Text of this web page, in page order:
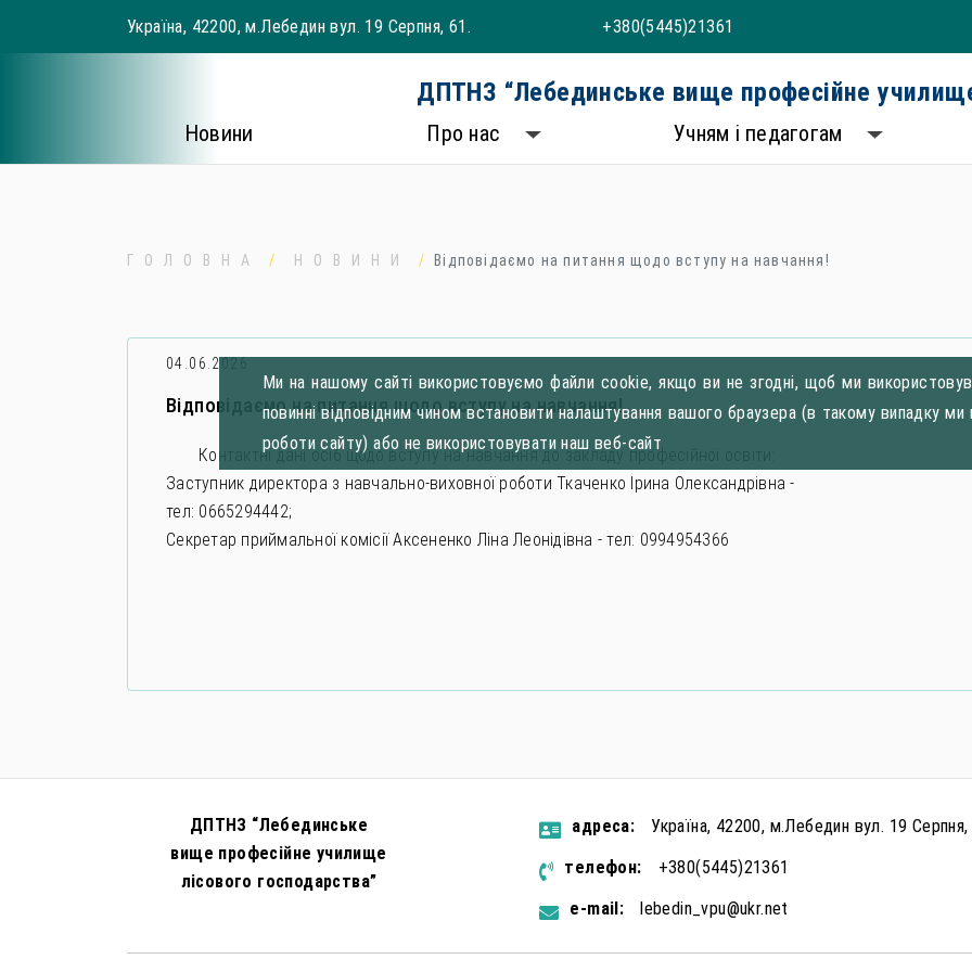
Україна, 42200, м.Лебедин вул. 19 Серпня, 61. +380(5445)21361
ДПТНЗ “Лебединське вище професійне
Новини Про нас Учням і педагогам
ГОЛОВНА НОВИНИ Відповідаємо на питання щодо вступу на навчання!
04.06.2026
Відповідаємо на питання щодо вступу на навчання!
Контактні дані осіб щодо вступу на навчання до закладу професійної освіти:
Заступник директора з навчально-виховної роботи Ткаченко Ірина Олександрівна -
тел: 0665294442;
Секретар приймальної комісії Аксененко Ліна Леонідівна - тел: 0994954366
Ми на нашому сайті використовуємо файли cookie, якщо ви не згодні, щоб ми
повинні відповідним чином встановити налаштування вашого браузера (в такому випадку ми
роботи сайту) або не використовувати наш веб-сайт
ДПТНЗ “Лебединське
вище професійне училище
лісового господарства”
aдресa:
Україна, 42200, м.Лебедин вул. 19
телефон:
+380(5445)21361
e-mail:
lebedin_vpu@ukr.net